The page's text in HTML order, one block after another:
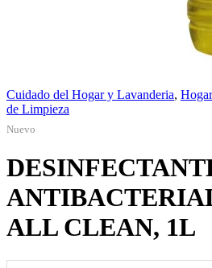
Cuidado del Hogar y Lavanderia,
de Limpieza
Nuevo
ALL CLEAN, 1L